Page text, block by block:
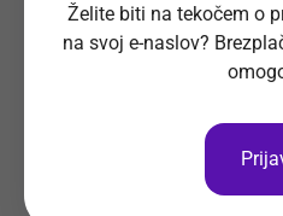
Prosta delovna
tvoj e-naslov
Želite biti na tekočem o
na svoj e-naslov?